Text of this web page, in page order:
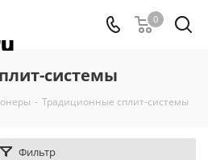
0
системы
- Традиционные сплит-системы
Фильтр